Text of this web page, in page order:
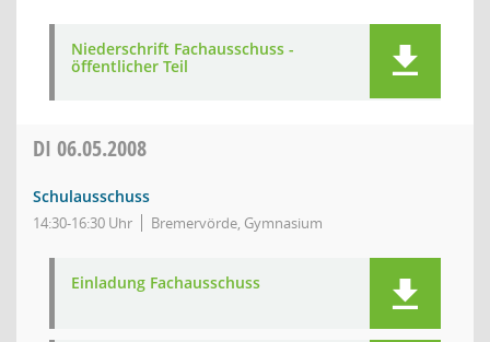
Niederschrift Fachausschuss -
öffentlicher Teil
DI 06.05.2008
Schulausschuss
14:30-16:30 Uhr Bremervörde, Gymnasium
Einladung Fachausschuss